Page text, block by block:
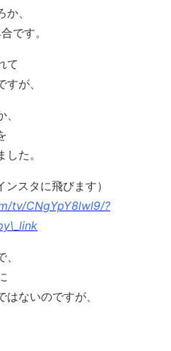
、
です。
て
が、
た。
スタに飛びます）
tv/CNgYpY8lwl9/?
ないのですが、